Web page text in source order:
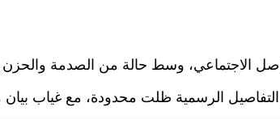
الاجتماعي، وسط حالة من الصدمة والحزن
التفاصيل الرسمية ظلت محدودة، مع غياب